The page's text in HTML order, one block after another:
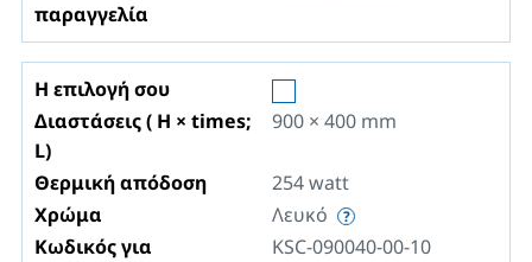
παραγγελία
Η επιλογή σου
Διαστάσεις ( H × times;
L)
900 × 400 mm
Θερμική απόδοση 254watt
Χρώμα
Λευκό
Κωδικός για
KSC-090040-00-10